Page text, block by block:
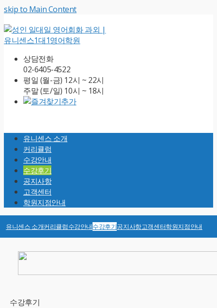
skip to Main Content
상담전화
02-6405-4522
평일 (월-금) 12시 ~ 22시
주말 (토/일) 10시 ~ 18시
Menu유니센스 소개
커리큘럼
수강안내
수강후기
공지사항
고객센터
학원지점안내
유니센스 소개커리큘럼수강안내수강후기공지사항고객센터학원지점안내
수강후기